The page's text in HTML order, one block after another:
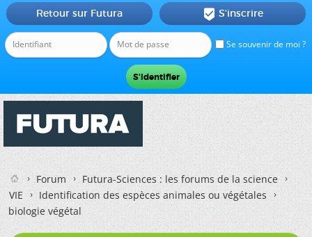
Se souvenir de moi ?
Retour sur Futura  S'inscrire
Forum
Futura-Sciences : les forums de la science
VIE
Identification des espèces animales ou végétales
biologie végétal